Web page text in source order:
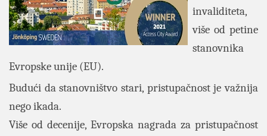
invaliditeta,
više od petine
stanovnika
Evropske unije (EU).
Budući da stanovništvo stari, pristupačnost je važnija
nego ikada.
Više od decenije, Evropska nagrada za pristupačnost